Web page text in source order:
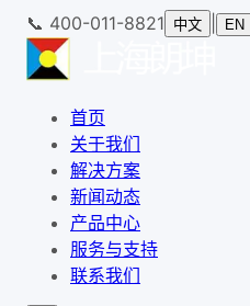
📞 400-011-8821 中文 EN
首页
关于我们
解决方案
新闻动态
产品中心
服务与支持
联系我们